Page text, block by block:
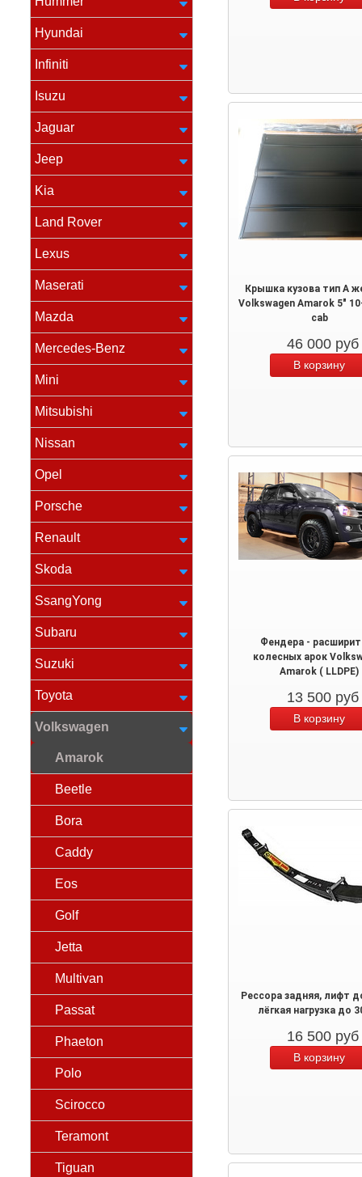
Hyundai
Infiniti
Isuzu
Jaguar
Jeep
Kia
Land Rover
Lexus
Maserati
Mazda
Mercedes-Benz
Mini
Mitsubishi
Nissan
Opel
Porsche
Renault
Skoda
SsangYong
Subaru
Suzuki
Toyota
Volkswagen
Amarok
Beetle
Bora
Caddy
Eos
Golf
Jetta
Multivan
Passat
Phaeton
Polo
Scirocco
Teramont
Tiguan
Крышка кузова тип A
Volkswagen Amarok 5"
cab
46 000 руб
Фендера -
колесных арок
Amarok ( LLDPE)
13 500 руб
Рессора задняя, лифт
лёгкая нагрузка до
16 500 руб